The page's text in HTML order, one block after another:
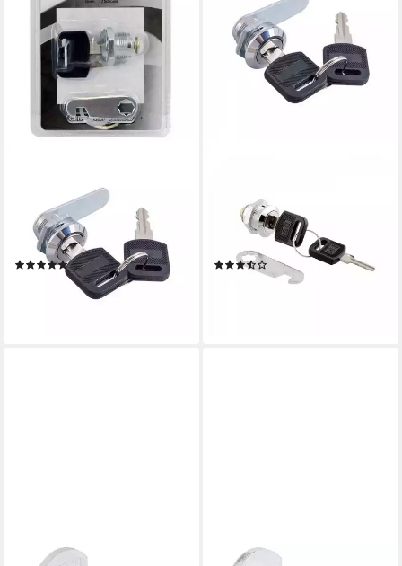
Briefkastenschloss 16 mm
Schubladen Spint Schloss mit
2 Schlüsseln
(1)
UVP7,99 €
Briefkastenschloss
Möbelschloss Tür Schrank,
Schublade, Hebel, Schloss, 16
mm
(4)